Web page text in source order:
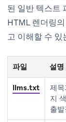
된 일반 텍스트
HTML 렌더링
고 이해할 수
파일 설명
llms.txt
제
지
출